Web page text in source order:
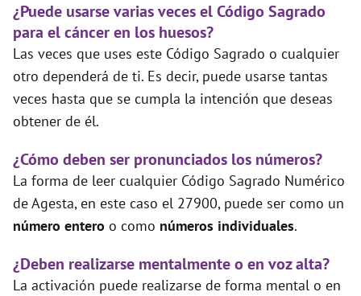
¿Puede usarse varias veces el Código Sagrado
para el cáncer en los huesos?
Las veces que uses este Código Sagrado o cualquier
otro dependerá de ti. Es decir, puede usarse tantas
veces hasta que se cumpla la intención que deseas
obtener de él.
¿Cómo deben ser pronunciados los números?
La forma de leer cualquier Código Sagrado Numérico
de Agesta, en este caso el 27900, puede ser como un
número entero o como números individuales.
¿Deben realizarse mentalmente o en voz alta?
La activación puede realizarse de forma mental o en